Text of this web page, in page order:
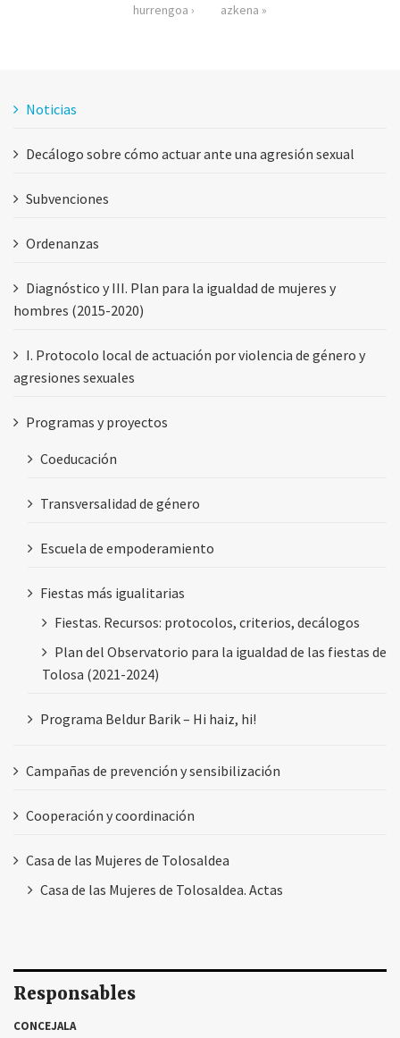
hurrengoa › azkena »
Noticias
Decálogo sobre cómo actuar ante una agresión sexual
Subvenciones
Ordenanzas
Diagnóstico y III. Plan para la igualdad de mujeres y
hombres (2015-2020)
I. Protocolo local de actuación por violencia de género y
agresiones sexuales
Programas y proyectos
Coeducación
Transversalidad de género
Escuela de empoderamiento
Fiestas más igualitarias
Fiestas. Recursos: protocolos, criterios, decálogos
Plan del Observatorio para la igualdad de las fiestas de
Tolosa (2021-2024)
Programa Beldur Barik – Hi haiz, hi!
Campañas de prevención y sensibilización
Cooperación y coordinación
Casa de las Mujeres de Tolosaldea
Casa de las Mujeres de Tolosaldea. Actas
Responsables
CONCEJALA